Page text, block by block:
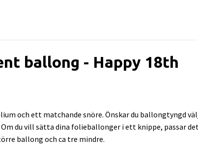
ballong - Happy 18th
och ett matchande snöre. Önskar du ballongtyngd
du vill sätta dina folieballonger i ett knippe, passar
ballong och ca tre mindre.